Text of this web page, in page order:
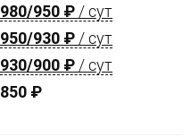
980/950 ₽ / сут
950/930 ₽ / сут
930/900 ₽ / сут
850 ₽